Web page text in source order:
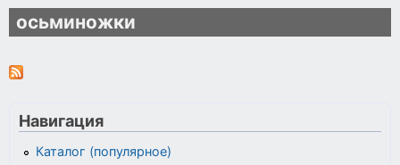
осьминожки
Навигация
Каталог (популярное)